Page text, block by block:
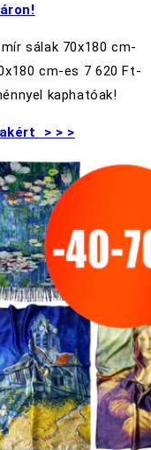
sálak 70x180 cm-
cm-es 7 620 Ft-
kaphatóak!
> > >